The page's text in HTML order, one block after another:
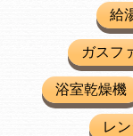
給
ガスフ
浴室乾燥機
レ